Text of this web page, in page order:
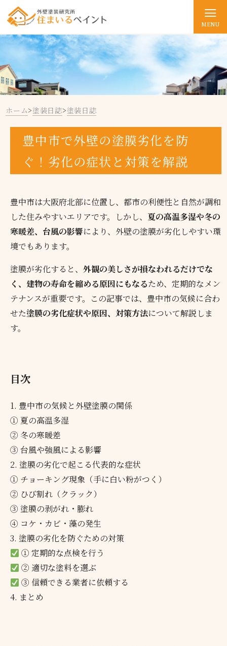
MENU
ホーム>塗装日誌>塗装日誌
豊中市で外壁の塗膜劣化を防
ぐ！劣化の症状と対策を解説
豊中市は大阪府北部に位置し、都市の利便性と自然が調和
した住みやすいエリアです。しかし、 夏の高温多湿や冬の
寒暖差、台風の影響により、外壁の塗膜が劣化しやすい環
境でもあります。
塗膜が劣化すると、外観の美しさが損なわれるだけでな
く、建物の寿命を縮める原因にもなるため、定期的なメン
テナンスが重要です。この記事では、豊中市の気候に合わ
せた塗膜の劣化症状や原因、対策方法について解説しま
す。
目次
1. 豊中市の気候と外壁塗膜の関係
① 夏の高温多湿
② 冬の寒暖差
③ 台風や強風による影響
2. 塗膜の劣化で起こる代表的な症状
① チョーキング現象（手に白い粉がつく）
② ひび割れ（クラック）
③ 塗膜の剥がれ・膨れ
④ コケ・カビ・藻の発生
3. 塗膜の劣化を防ぐための対策
① 定期的な点検を行う
② 適切な塗料を選ぶ
③ 信頼できる業者に依頼する
4. まとめ